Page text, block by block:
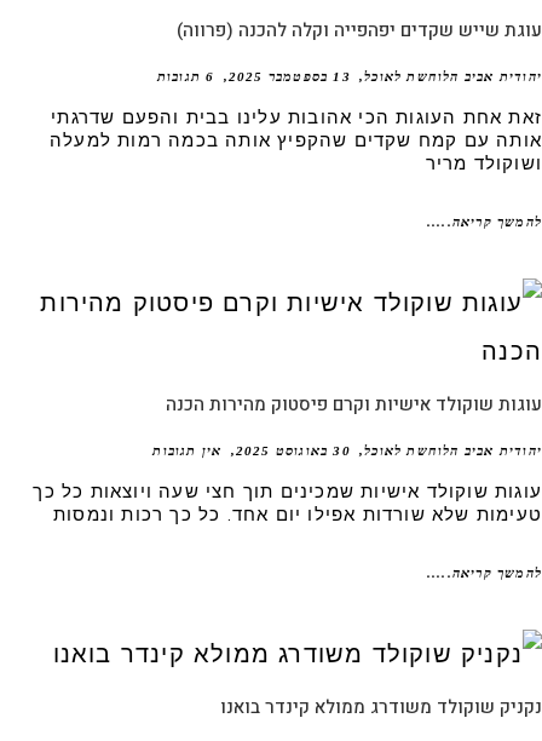
שייש שקדים יפהפייה וקלה להכנה (פרווה)
אביב הלוחשת לאוכל 13 בספטמבר 2025 6 תגובות
אחת העוגות הכי אהובות עלינו בבית והפעם שדרגתי
עם קמח שקדים שהקפיץ אותה בכמה רמות למעלה
מריר
קריאה.....
שוקולד אישיות וקרם פיסטוק מהירות הכנה
אביב הלוחשת לאוכל 30 באוגוסט 2025 אין תגובות
שוקולד אישיות שמכינים תוך חצי שעה ויוצאות כל כך
שלא שורדות אפילו יום אחד. כל כך רכות ונמסות
קריאה.....
שוקולד משודרג ממולא קינדר בואנו